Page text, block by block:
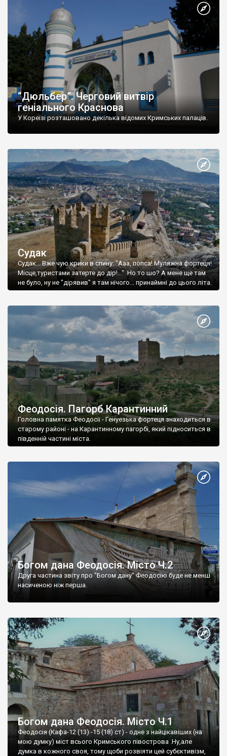
“Дюльбер”. Черговий витвір
геніального Краснова
У Кореїзі розташовано декілька відомих Кримських палаців.
Судак
Судак... Вже чую крики в спину: "Ааа, попса! Муляжна фортеця!
Місце,туристами затерте до дір!..." Но то шо? А мене ще там
не було, ну не "дірявив" я там нічого... принаймні до цього літа.
Феодосія. Пагорб Карантинний
Головна памятка Феодосії - Генуезька фортеця знаходиться в
старому районі - на Карантинному пагорбі, який підноситься в
південній частині міста.
Богом дана Феодосія. Місто Ч.2
Друга частина звіту про "Богом дану" Феодосію буде не менш
насиченою ніж перша.
Богом дана Феодосія. Місто Ч.1
Феодосія (Кафа-12 (13) -15 (18) ст) - одне з найцікавіших (на
мою думку) міст всього Кримського півострова .Ну,але
думка в кожного своя, тому щоби розвіяти цей субєктивізм,